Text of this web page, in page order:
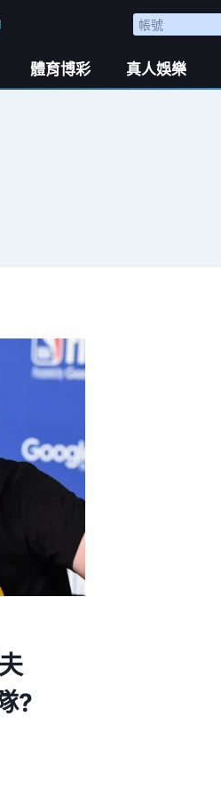
體育博彩 真人娛樂
?